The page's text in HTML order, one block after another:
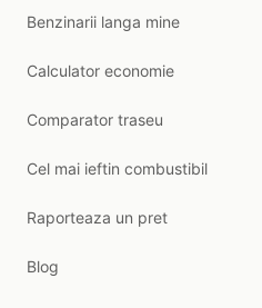
Benzinarii langa mine
Calculator economie
Comparator traseu
Cel mai ieftin combustibil
Raporteaza un pret
Blog